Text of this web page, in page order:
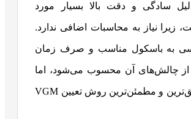
سادگی و دقت بالا بسیار مورد
زیرا نیاز به محاسبات اضافی ندارد.
به باسکول مناسب و صرف زمان
از چالش‌های آن محسوب می‌شود، اما
همچنان دقیق‌ترین و مطمئن‌ترین روش تعیین VGM